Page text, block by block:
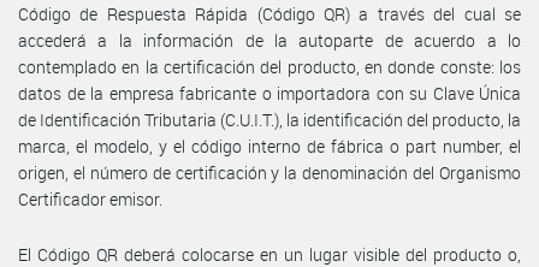
Código de Respuesta Rápida (Código QR) a través del cual se
accederá a la información de la autoparte de acuerdo a lo
contemplado en la certificación del producto, en donde conste: los
datos de la empresa fabricante o importadora con su Clave Única
de Identificación Tributaria (C.U.I.T.), la identificación del producto, la
marca, el modelo, y el código interno de fábrica o part number, el
origen, el número de certificación y la denominación del Organismo
Certificador emisor.
El Código QR deberá colocarse en un lugar visible del producto o,